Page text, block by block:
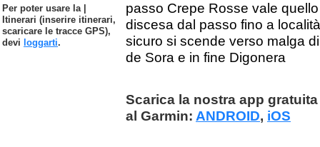
passo Crepe Rosse vale
discesa dal passo fino a
sicuro si scende verso malga
de Sora e in fine Digonera
Scarica la nostra app
al Garmin: ANDROID, iOS
Per poter usare la |
Itinerari (inserire itinerari,
scaricare le tracce GPS),
devi loggarti.